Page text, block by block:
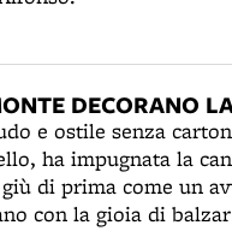
DECORANO
e ostile senza
ha impugnata la
di prima come un
con la gioia di